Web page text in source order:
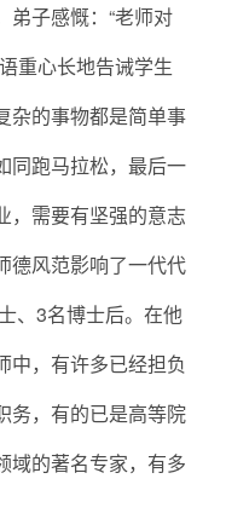
弟子感慨：“老师对
重心长地告诫学生
杂的事物都是简单事
同跑马拉松，最后一
，需要有坚强的意志
德风范影响了一代代
、3名博士后。在他
中，有许多已经担负
务，有的已是高等院
域的著名专家，有多